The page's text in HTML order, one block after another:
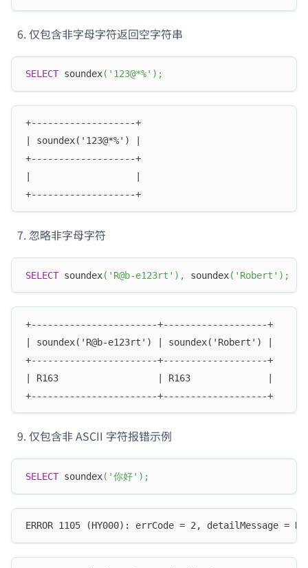
仅包含非字母字符返回空字符串
SELECT soundex( '123@*%' ) ;
+-------------------+
| soundex('123@*%') |
+-------------------+
+-------------------+
忽略非字母字符
SELECT soundex( 'R@b-e123rt' ) , soundex( 'Robert' ) ;
+-----------------------+-------------------+
| soundex('R@b-e123rt') | soundex('Robert') |
+-----------------------+-------------------+
| R163                  | R163              |
+-----------------------+-------------------+
仅包含非 ASCII 字符报错示例
SELECT soundex( '你好' ) ;
ERROR 1105 (HY000): errCode = 2, detailMessage